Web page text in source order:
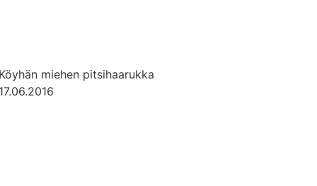
miehen pitsihaarukka